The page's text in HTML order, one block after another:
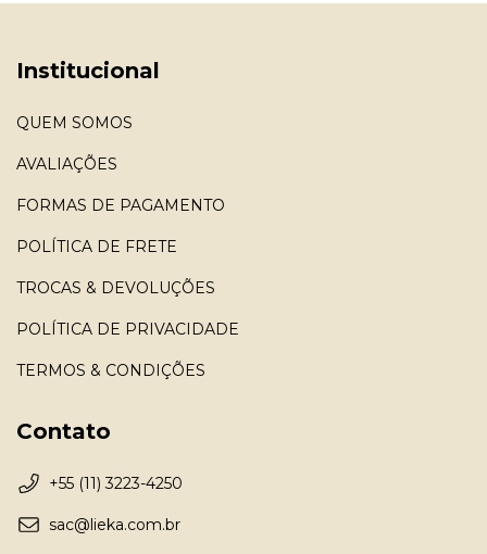
Institucional
QUEM SOMOS
AVALIAÇÕES
FORMAS DE PAGAMENTO
POLÍTICA DE FRETE
TROCAS & DEVOLUÇÕES
POLÍTICA DE PRIVACIDADE
TERMOS & CONDIÇÕES
Contato
+55 (11) 3223-4250
sac@lieka.com.br